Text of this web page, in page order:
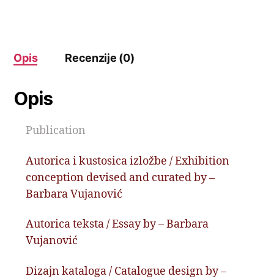
Opis Recenzije (0)
Opis
Publication
Autorica i kustosica izložbe / Exhibition
conception devised and curated by –
Barbara Vujanović
Autorica teksta / Essay by – Barbara
Vujanović
Dizajn kataloga / Catalogue design by –